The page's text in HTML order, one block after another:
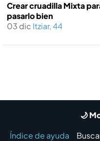
Crear cruadilla Mixta
pasarlo bien
03 dic Itziar, 44
🌙
Índice de ayuda